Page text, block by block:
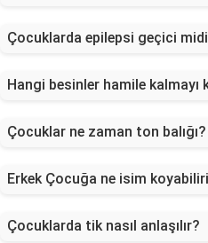
Çocuklarda epilepsi geçici
Hangi besinler hamile kalmayı
Çocuklar ne zaman ton balığı?
Erkek Çocuğa ne isim
Çocuklarda tik nasıl anlaşılır?